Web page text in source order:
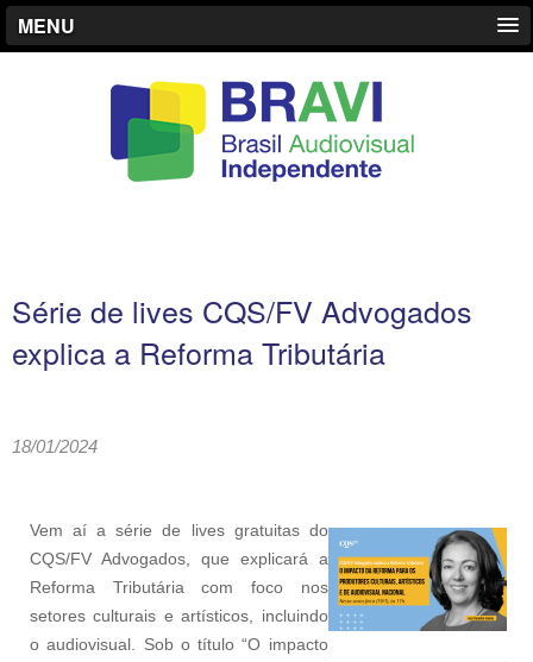
MENU
Série de lives CQS/FV Advogados
explica a Reforma Tributária
18/01/2024
Vem aí a série de lives gratuitas do
CQS/FV Advogados, que explicará a
Reforma Tributária com foco nos
setores culturais e artísticos, incluindo
o audiovisual. Sob o título “O impacto